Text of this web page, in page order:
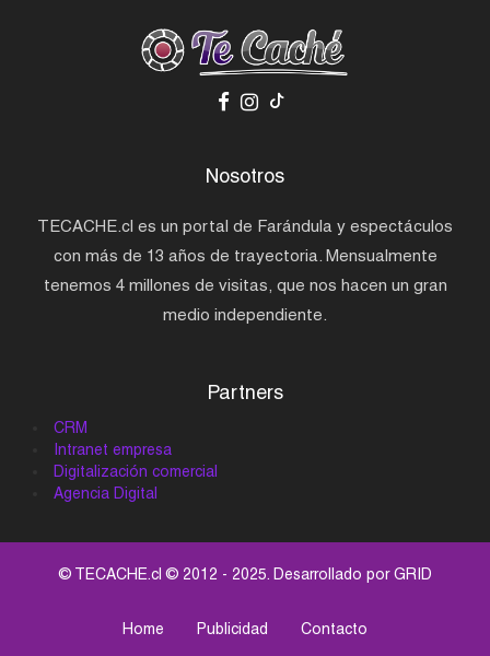
Nosotros
TECACHE.cl es un portal de Farándula y espectáculos
con más de 13 años de trayectoria. Mensualmente
tenemos 4 millones de visitas, que nos hacen un gran
medio independiente.
Partners
CRM
Intranet empresa
Digitalización comercial
Agencia Digital
© TECACHE.cl © 2012 - 2025. Desarrollado porGRID
Home Publicidad Contacto